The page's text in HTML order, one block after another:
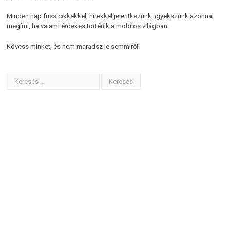
Minden nap friss cikkekkel, hírekkel jelentkezünk, igyekszünk azonnal
megírni, ha valami érdekes történik a mobilos világban.
Kövess minket, és nem maradsz le semmiről!